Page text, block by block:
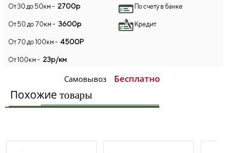
От 30 до 50км - 2700р
От 50 до 70км - 3600р
От 70 до 100км - 4500Р
От 100км - 23р/км
Самовывоз Бесплатно
По счету в банке
Кредит
Похожие товары